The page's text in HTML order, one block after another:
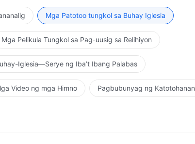
Mga Patotoo tungkol sa Buhay Iglesia
Mga Pelikula Tungkol sa Pag-uusig sa Relihiyon
Iglesia—Serye ng Iba’t Ibang Palabas
Video ng mga Himno Pagbubunyag ng Katotohanan